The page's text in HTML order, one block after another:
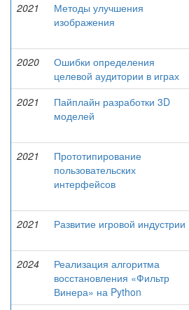
2021
Методы улучшения
изображения
2020
Ошибки определения
целевой аудитории в играх
2021
Пайплайн разработки 3D
моделей
2021
Прототипирование
пользовательских
интерфейсов
2021
Развитие игровой индустрии
2024
Реализация алгоритма
восстановления «Фильтр
Винера» на Python